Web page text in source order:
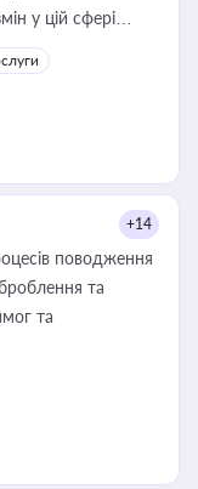
у цій сфері
юриста або
оренди
перевірки
+14
поводження
та
та